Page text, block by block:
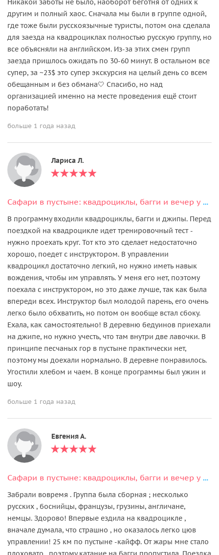
Никакой заботы не было, наоборот беготня от одних к
другим и полный хаос. Сначала мы были в группе одной,
где тоже были русскоязычные туристы, потом она сделала
для заезда на квадроциклах полностью русскую группу, но
все объясняли на английском. Из-за этих смен групп
заезда пришлось ожидать по 30-60 минут. В остальном все
супер, за ~23$ это супер экскурсия на целый день со всем
обещанным и без обмана🤍 Спасибо, но над
организацией именно на месте проведения ещё стоит
поработать!
больше 1 года назад
Лариса Л.
Сафари в пустыне: квадроциклы, багги и вечер у бедуинов
В программу входили квадроциклы, багги и джипы. Перед
поездкой на квадроцикле идет тренировочный тест -
нужно проехать круг. Тот кто это сделает недостаточно
хорошо, поедет с инструктором. В управлении
квадроцикл достаточно легкий, но нужно иметь навык
вождения, чтобы им управлять. У меня его нет, поэтому
поехала с инструктором, но это даже лучше, так как была
впереди всех. Инструктор был молодой парень, его очень
легко было обхватить, но потом он вообще встал сбоку.
Ехала, как самостоятельно! В деревню бедуинов приехали
на джипе, но нужно учесть, что там внутри две лавочки. В
принципе песчаных гор в пустыне практически нет,
поэтому мы доехали нормально. В деревне понравилось.
Угостили хлебом и чаем. В конце программы был ужин и
шоу.
больше 1 года назад
Евгения А.
Сафари в пустыне: квадроциклы, багги и вечер у бедуинов
Забрали вовремя . Группа была сборная ; несколько
русских , боснийцы, французы, грузины, англичане,
немцы. Здорово! Впервые ездила на квадроцикле ,
вначале думала, что страшно , но оказалось легко цюв
управлении! 25 км по пустыне -кайфф. От жары мне стало